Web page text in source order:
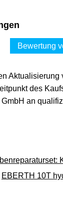
Bewertung
des
an
EBERTH 10T